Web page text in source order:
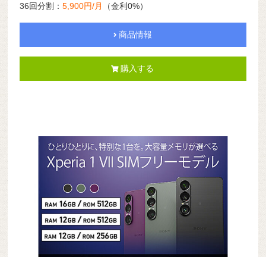
36回分割：5,900円/月 （金利0%）
商品情報
購入する